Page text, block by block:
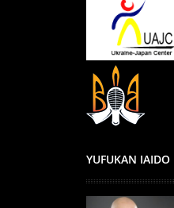
YUFUKAN IAIDO